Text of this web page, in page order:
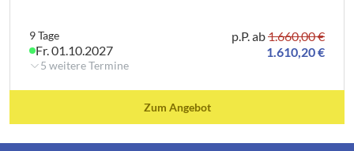
9 Tage
Fr. 01.10.2027
5 weitere Termine
p.P. ab1.660,00 €
1.610,20 €
Zum Angebot